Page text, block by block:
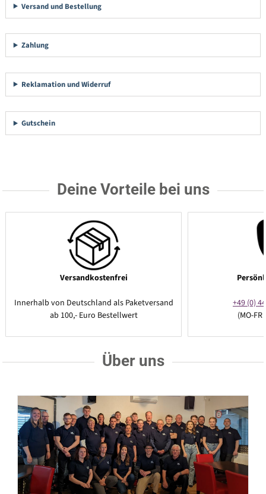
Versand und Bestellung
Zahlung
Reklamation und Widerruf
Gutschein
Deine Vorteile bei uns
Versandkostenfrei
Innerhalb von Deutschland als Paketversand
ab 100,- Euro Bestellwert
+49 (0)
(MO-
Über uns